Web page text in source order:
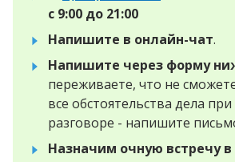
с 9:00 до 21:00
Напишите в онлайн-чат.
Напишите через форму
переживаете, что не
все обстоятельства дела
разговоре - напишите
Назначим очную встречу в